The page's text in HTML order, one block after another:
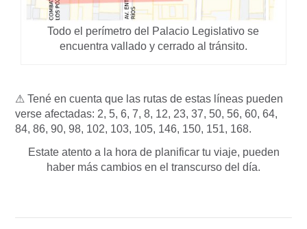
Todo el perímetro del Palacio Legislativo se
encuentra vallado y cerrado al tránsito.
⚠ Tené en cuenta que las rutas de estas líneas pueden
verse afectadas: 2, 5, 6, 7, 8, 12, 23, 37, 50, 56, 60, 64,
84, 86, 90, 98, 102, 103, 105, 146, 150, 151, 168.
Estate atento a la hora de planificar tu viaje, pueden
haber más cambios en el transcurso del día.